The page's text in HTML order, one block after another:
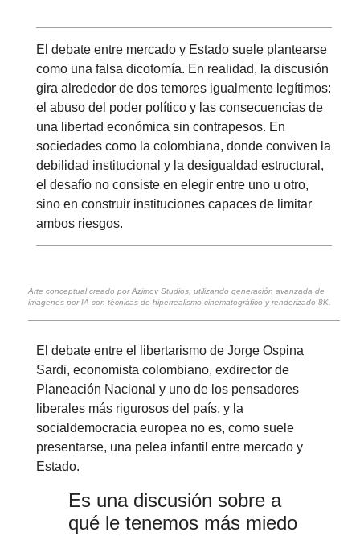
El debate entre mercado y Estado suele plantearse
como una falsa dicotomía. En realidad, la discusión
gira alrededor de dos temores igualmente legítimos:
el abuso del poder político y las consecuencias de
una libertad económica sin contrapesos. En
sociedades como la colombiana, donde conviven la
debilidad institucional y la desigualdad estructural,
el desafío no consiste en elegir entre uno u otro,
sino en construir instituciones capaces de limitar
ambos riesgos.
Arte conceptual creado por Azimov Studios, utilizando generación avanzada de
imágenes por IA con técnicas de hiperrealismo cinematográfico y renderizado 8K.
El debate entre el libertarismo de Jorge Ospina
Sardi, economista colombiano, exdirector de
Planeación Nacional y uno de los pensadores
liberales más rigurosos del país, y la
socialdemocracia europea no es, como suele
presentarse, una pelea infantil entre mercado y
Estado.
Es una discusión sobre a
qué le tenemos más miedo